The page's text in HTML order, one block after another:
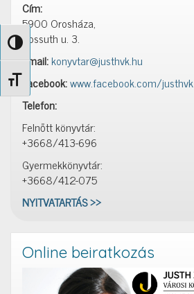
Nagy kontraszt váltása
Betűméret váltása
Cím:
5900 Orosháza,
Kossuth u. 3.
Email:konyvtar@justhvk.hu
Facebook:www.facebook.com/justhvk
Telefon:
Felnőtt könyvtár:
+3668/413-696
Gyermekkönyvtár:
+3668/412-075
NYITVATARTÁS >>
Online beiratkozás